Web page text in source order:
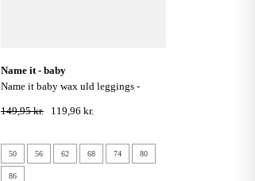
name it - baby
name it baby wax uld leggings -
149,95 kr. 119,96 kr.
50 56 62 68 74 80
86